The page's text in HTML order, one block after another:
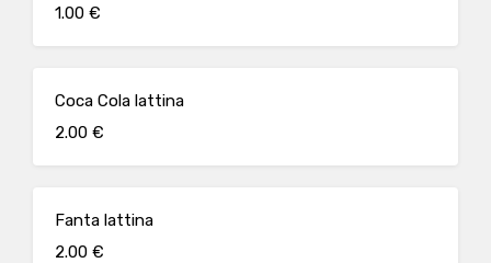
1.00 €
Coca Cola lattina
2.00 €
Fanta lattina
2.00 €